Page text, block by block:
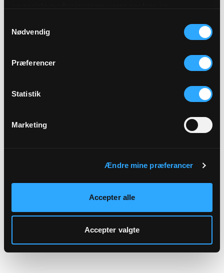
af cookies under "Detaljer" eller ved at klikke videre til
vores Cookiepolitik, som du finder i bunden af vores
Nødvendig
Præferencer
Statistik
Marketing
Ændre mine præferancer
Accepter alle
Accepter valgte